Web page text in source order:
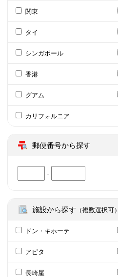
関東
タイ
シンガポール
香港
グアム
カリフォルニア
郵便番号から探す
-
施設から探す （複数選択可）
ドン・キホーテ
アピタ
長崎屋